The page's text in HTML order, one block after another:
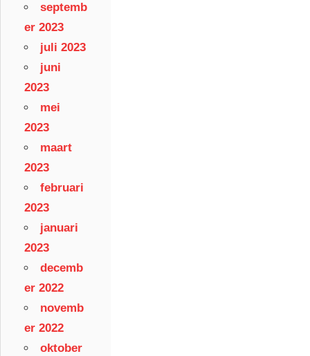
septemb
er 2023
juli 2023
juni
2023
mei
2023
maart
2023
februari
2023
januari
2023
decemb
er 2022
novemb
er 2022
oktober